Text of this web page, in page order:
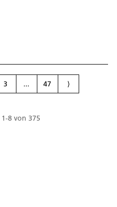
3 ... 47 ⟩
1-8 von 375